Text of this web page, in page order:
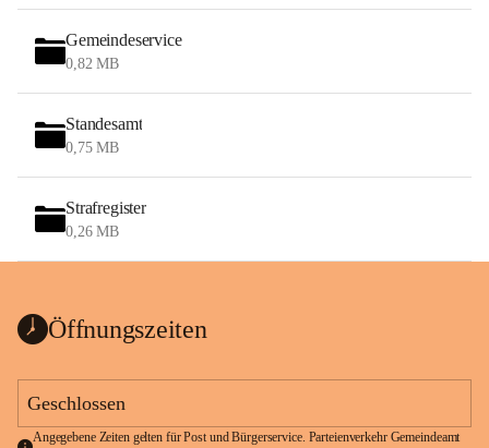
Gemeindeservice
0,82 MB
Standesamt
0,75 MB
Strafregister
0,26 MB
Öffnungszeiten
Geschlossen
Angegebene Zeiten gelten für Post und Bürgerservice. Parteienverkehr Gemeindeamt